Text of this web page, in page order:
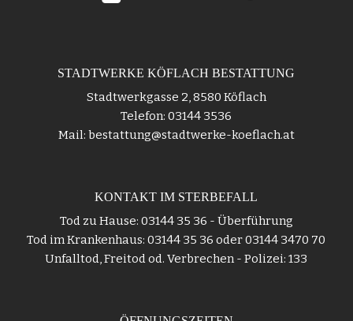
STADTWERKE KÖFLACH BESTATTUNG
Stadtwerkgasse 2, 8580 Köflach
Telefon: 03144 3536
Mail: bestattung@stadtwerke-koeflach.at
KONTAKT IM STERBEFALL
Tod zu Hause: 03144 35 36 - Überführung
Tod im Krankenhaus: 03144 35 36 oder 03144 3470 70
Unfalltod, Freitod od. Verbrechen - Polizei: 133